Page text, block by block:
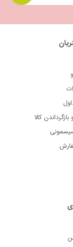
کالا